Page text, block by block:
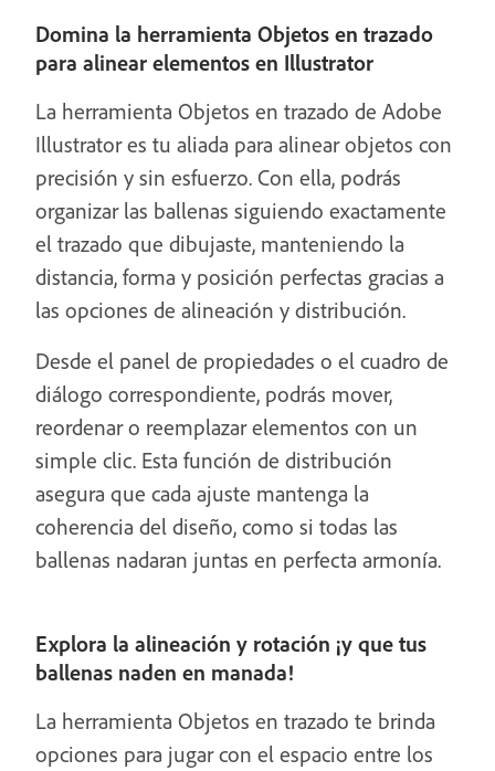
Domina la herramienta Objetos en trazado
para alinear elementos en Illustrator
La herramienta Objetos en trazado de Adobe
Illustrator es tu aliada para alinear objetos con
precisión y sin esfuerzo. Con ella, podrás
organizar las ballenas siguiendo exactamente
el trazado que dibujaste, manteniendo la
distancia, forma y posición perfectas gracias a
las opciones de alineación y distribución.
Desde el panel de propiedades o el cuadro de
diálogo correspondiente, podrás mover,
reordenar o reemplazar elementos con un
simple clic. Esta función de distribución
asegura que cada ajuste mantenga la
coherencia del diseño, como si todas las
ballenas nadaran juntas en perfecta armonía.
Explora la alineación y rotación ¡y que tus
ballenas naden en manada!
La herramienta Objetos en trazado te brinda
opciones para jugar con el espacio entre los